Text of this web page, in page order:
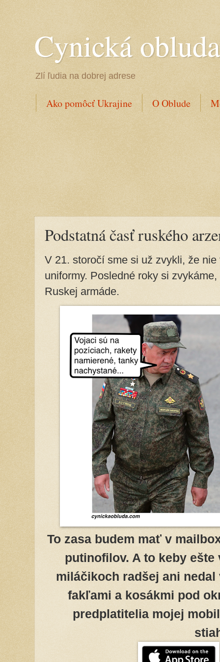
Cynická obluda
Zlí ľudia na dobrej adrese
Ako pomôcť Ukrajine O Oblude
Podstatná časť ruského
V 21. storočí sme si už zvykli, že
uniformy. Posledné roky si
Ruskej armáde.
To zasa budem mať v
putinofilov. A to keby
miláčikoch radšej ani
fakľami a kosákmi pod
predplatitelia mojej